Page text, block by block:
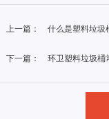
上一篇： 什么是塑料垃圾
下一篇： 环卫塑料垃圾桶